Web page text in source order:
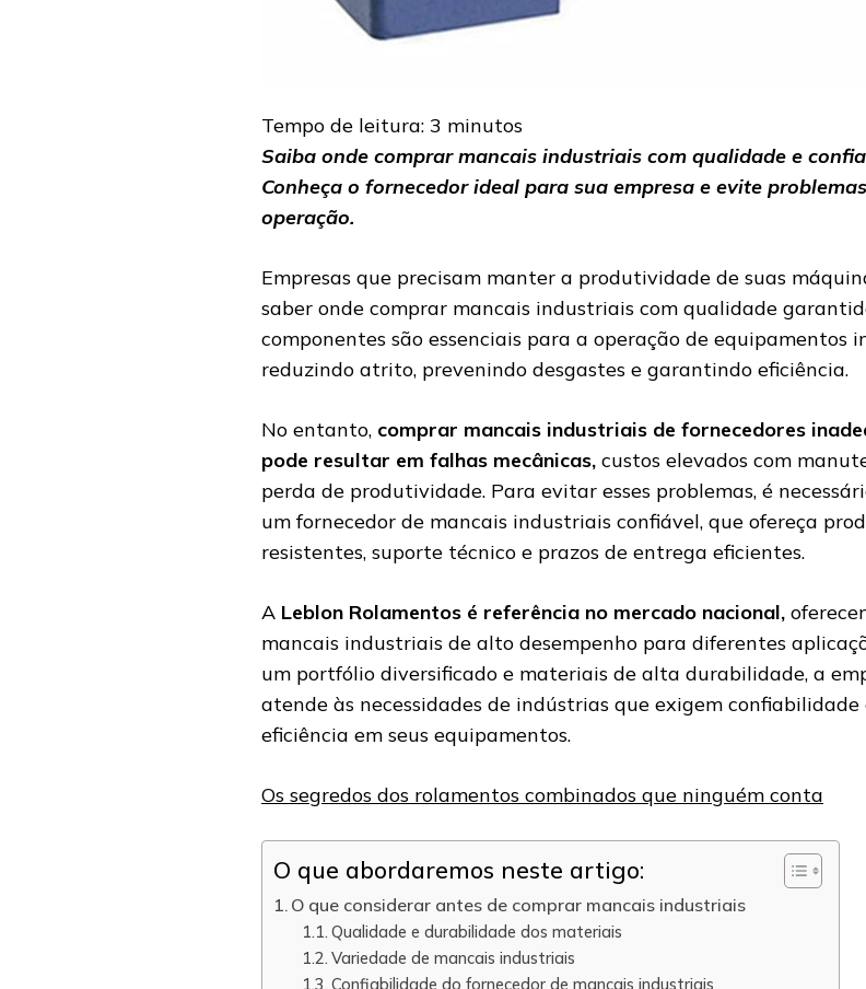
Tempo de leitura: 3 minutos
Saiba onde comprar mancais industriais com qualidade e
Conheça o fornecedor ideal para sua empresa e evite
operação.
Empresas que precisam manter a produtividade de suas
saber onde comprar mancais industriais com qualidade
componentes são essenciais para a operação de equipamentos
reduzindo atrito, prevenindo desgastes e garantindo eficiência.
No entanto, comprar mancais industriais de fornecedores
pode resultar em falhas mecânicas, custos elevados com
perda de produtividade. Para evitar esses problemas, é
um fornecedor de mancais industriais confiável, que ofereça
resistentes, suporte técnico e prazos de entrega eficientes.
A Leblon Rolamentos é referência no mercado nacional,
mancais industriais de alto desempenho para diferentes
um portfólio diversificado e materiais de alta durabilidade, a
atende às necessidades de indústrias que exigem confiabilidade
eficiência em seus equipamentos.
Os segredos dos rolamentos combinados que ninguém conta
O que abordaremos neste artigo:
O que considerar antes de comprar mancais industriais
Qualidade e durabilidade dos materiais
Variedade de mancais industriais
Confiabilidade do fornecedor de mancais industriais